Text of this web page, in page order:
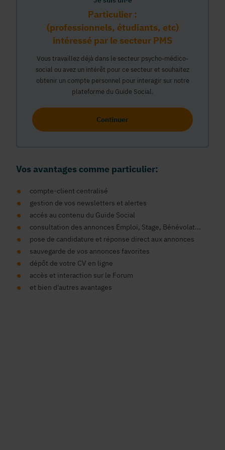
Particulier :
(professionnels, étudiants, etc)
intéressé par le secteur PMS
Vous travaillez déjà dans le secteur psycho-médico-
social ou avez un intérêt pour ce secteur et souhaitez
obtenir un compte personnel pour interagir sur notre
plateforme du Guide Social.
Continuer
Vos avantages comme particulier:
compte-client centralisé
gestion de vos newsletters et alertes
accés au contenu du Guide Social
consultation des annonces Emploi, Stage, Bénévolat...
pose de candidature et réponse direct aux annonces
sauvegarde de vos annonces favorites
dépôt de votre CV en ligne
accès et interaction sur le Forum
et bien d'autres avantages